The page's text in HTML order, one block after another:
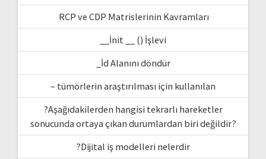
RCP ve CDP Matrislerinin Kavramları
__İnit __ () İşlevi
_İd Alanını döndür
– tümörlerin araştırılması için kullanılan
?Aşağıdakilerden hangisi tekrarlı hareketler
sonucunda ortaya çıkan durumlardan biri değildir?
?Dijital iş modelleri nelerdir